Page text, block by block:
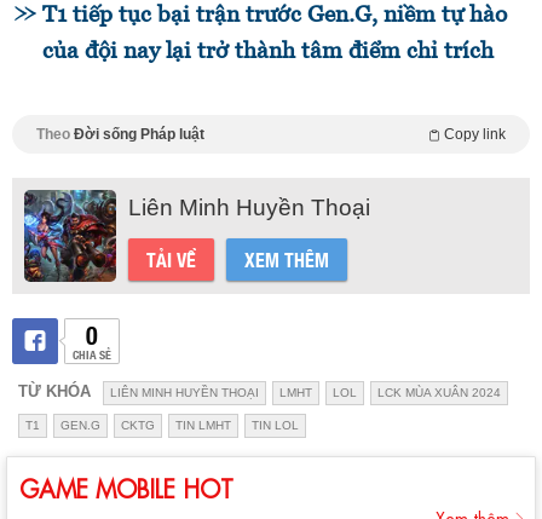
T1 tiếp tục bại trận trước Gen.G, niềm tự hào
của đội nay lại trở thành tâm điểm chỉ trích
Theo Đời sống Pháp luật Copy link
Liên Minh Huyền Thoại
TẢI VỀ XEM THÊM
0
CHIA SẺ
TỪ KHÓA LIÊN MINH HUYỀN THOẠI LMHT LOL LCK MÙA XUÂN 2024
T1 GEN.G CKTG TIN LMHT TIN LOL
GAME MOBILE HOT